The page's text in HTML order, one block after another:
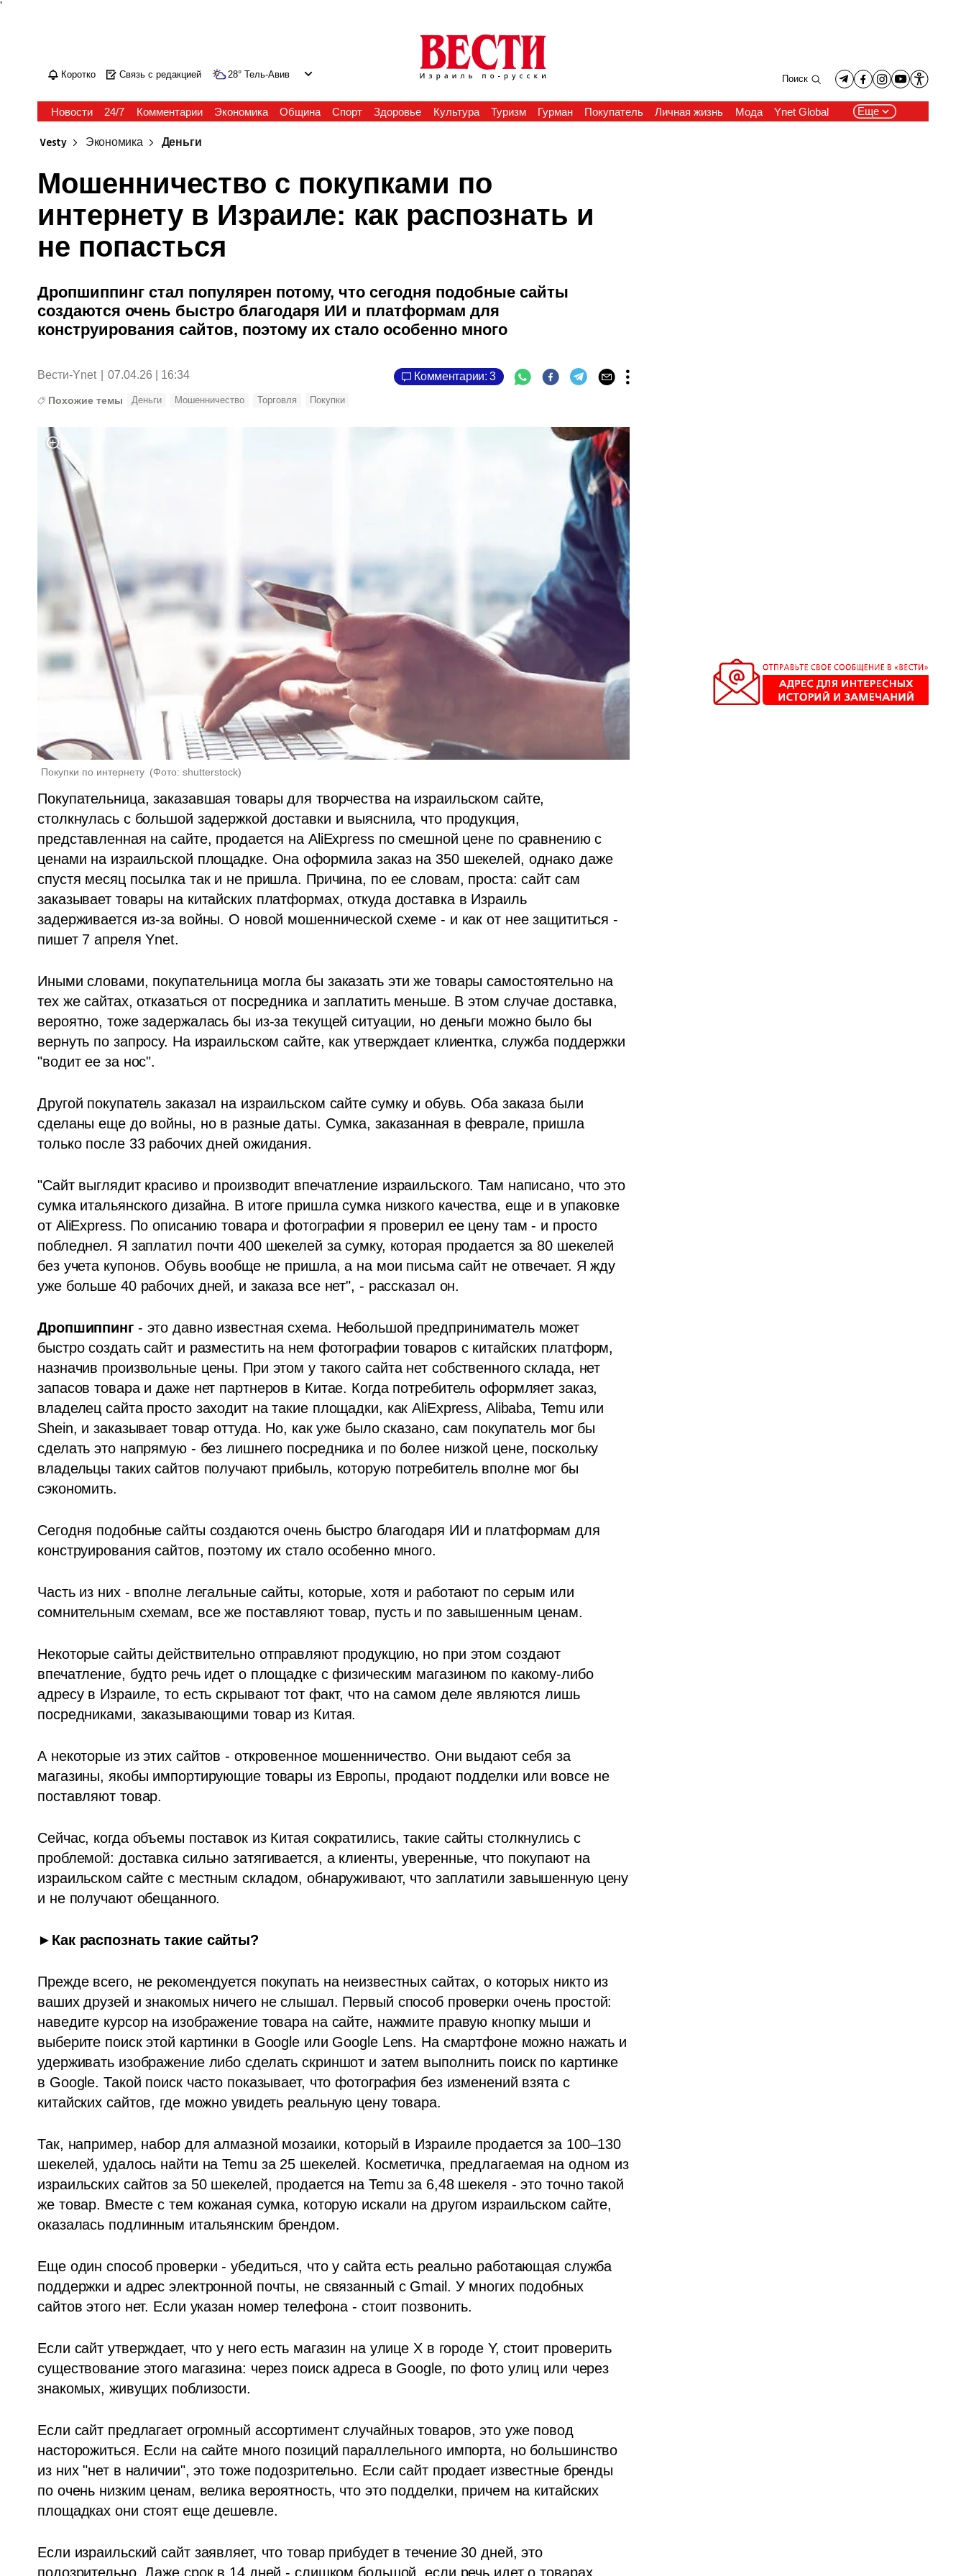
'
Коротко Связь с редакцией 28° Тель-Авив Поиск
Новости 24/7 Комментарии Экономика Община Спорт Здоровье Культура Туризм Гурман Покупатель Личная жизнь Мода Ynet Global Еще
Vesty Экономика Деньги
Мошенничество с покупками по
интернету в Израиле: как распознать и
не попасться
Дропшиппинг стал популярен потому, что сегодня подобные сайты
создаются очень быстро благодаря ИИ и платформам для
конструирования сайтов, поэтому их стало особенно много
Вести-Ynet 07.04.26 | 16:34 Комментарии: 3
Похожие темы Деньги Мошенничество Торговля Покупки
Покупки по интернету (Фото: shutterstock)
Покупательница, заказавшая товары для творчества на израильском сайте,
столкнулась с большой задержкой доставки и выяснила, что продукция,
представленная на сайте, продается на AliExpress по смешной цене по сравнению с
ценами на израильской площадке. Она оформила заказ на 350 шекелей, однако даже
спустя месяц посылка так и не пришла. Причина, по ее словам, проста: сайт сам
заказывает товары на китайских платформах, откуда доставка в Израиль
задерживается из-за войны. О новой мошеннической схеме - и как от нее защититься -
пишет 7 апреля Ynet.
Иными словами, покупательница могла бы заказать эти же товары самостоятельно на
тех же сайтах, отказаться от посредника и заплатить меньше. В этом случае доставка,
вероятно, тоже задержалась бы из-за текущей ситуации, но деньги можно было бы
вернуть по запросу. На израильском сайте, как утверждает клиентка, служба поддержки
"водит ее за нос".
Другой покупатель заказал на израильском сайте сумку и обувь. Оба заказа были
сделаны еще до войны, но в разные даты. Сумка, заказанная в феврале, пришла
только после 33 рабочих дней ожидания.
"Сайт выглядит красиво и производит впечатление израильского. Там написано, что это
сумка итальянского дизайна. В итоге пришла сумка низкого качества, еще и в упаковке
от AliExpress. По описанию товара и фотографии я проверил ее цену там - и просто
побледнел. Я заплатил почти 400 шекелей за сумку, которая продается за 80 шекелей
без учета купонов. Обувь вообще не пришла, а на мои письма сайт не отвечает. Я жду
уже больше 40 рабочих дней, и заказа все нет", - рассказал он.
Дропшиппинг - это давно известная схема. Небольшой предприниматель может
быстро создать сайт и разместить на нем фотографии товаров с китайских платформ,
назначив произвольные цены. При этом у такого сайта нет собственного склада, нет
запасов товара и даже нет партнеров в Китае. Когда потребитель оформляет заказ,
владелец сайта просто заходит на такие площадки, как AliExpress, Alibaba, Temu или
Shein, и заказывает товар оттуда. Но, как уже было сказано, сам покупатель мог бы
сделать это напрямую - без лишнего посредника и по более низкой цене, поскольку
владельцы таких сайтов получают прибыль, которую потребитель вполне мог бы
сэкономить.
Сегодня подобные сайты создаются очень быстро благодаря ИИ и платформам для
конструирования сайтов, поэтому их стало особенно много.
Часть из них - вполне легальные сайты, которые, хотя и работают по серым или
сомнительным схемам, все же поставляют товар, пусть и по завышенным ценам.
Некоторые сайты действительно отправляют продукцию, но при этом создают
впечатление, будто речь идет о площадке с физическим магазином по какому-либо
адресу в Израиле, то есть скрывают тот факт, что на самом деле являются лишь
посредниками, заказывающими товар из Китая.
А некоторые из этих сайтов - откровенное мошенничество. Они выдают себя за
магазины, якобы импортирующие товары из Европы, продают подделки или вовсе не
поставляют товар.
Сейчас, когда объемы поставок из Китая сократились, такие сайты столкнулись с
проблемой: доставка сильно затягивается, а клиенты, уверенные, что покупают на
израильском сайте с местным складом, обнаруживают, что заплатили завышенную цену
и не получают обещанного.
►Как распознать такие сайты?
Прежде всего, не рекомендуется покупать на неизвестных сайтах, о которых никто из
ваших друзей и знакомых ничего не слышал. Первый способ проверки очень простой:
наведите курсор на изображение товара на сайте, нажмите правую кнопку мыши и
выберите поиск этой картинки в Google или Google Lens. На смартфоне можно нажать и
удерживать изображение либо сделать скриншот и затем выполнить поиск по картинке
в Google. Такой поиск часто показывает, что фотография без изменений взята с
китайских сайтов, где можно увидеть реальную цену товара.
Так, например, набор для алмазной мозаики, который в Израиле продается за 100–130
шекелей, удалось найти на Temu за 25 шекелей. Косметичка, предлагаемая на одном из
израильских сайтов за 50 шекелей, продается на Temu за 6,48 шекеля - это точно такой
же товар. Вместе с тем кожаная сумка, которую искали на другом израильском сайте,
оказалась подлинным итальянским брендом.
Еще один способ проверки - убедиться, что у сайта есть реально работающая служба
поддержки и адрес электронной почты, не связанный с Gmail. У многих подобных
сайтов этого нет. Если указан номер телефона - стоит позвонить.
Если сайт утверждает, что у него есть магазин на улице X в городе Y, стоит проверить
существование этого магазина: через поиск адреса в Google, по фото улиц или через
знакомых, живущих поблизости.
Если сайт предлагает огромный ассортимент случайных товаров, это уже повод
насторожиться. Если на сайте много позиций параллельного импорта, но большинство
из них "нет в наличии", это тоже подозрительно. Если сайт продает известные бренды
по очень низким ценам, велика вероятность, что это подделки, причем на китайских
площадках они стоят еще дешевле.
Если израильский сайт заявляет, что товар прибудет в течение 30 дней, это
подозрительно. Даже срок в 14 дней - слишком большой, если речь идет о товарах